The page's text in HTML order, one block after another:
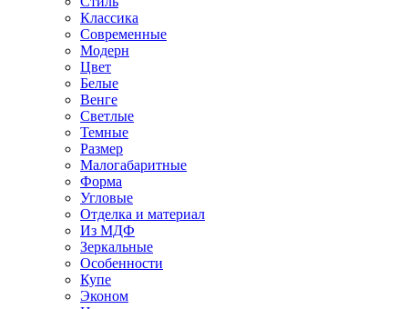
Классика
Современные
Модерн
Цвет
Белые
Венге
Светлые
Темные
Размер
Малогабаритные
Форма
Угловые
Отделка и материал
Из МДФ
Зеркальные
Особенности
Купе
Эконом